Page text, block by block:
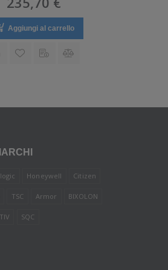
Aggiungi al carrello
Honeywell Citizen
TSC Armor BIXOLON
SQC